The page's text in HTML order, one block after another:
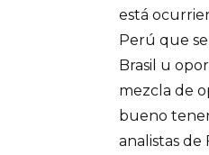
está
Perú que
Brasil u
mezcla de
bueno
analistas de